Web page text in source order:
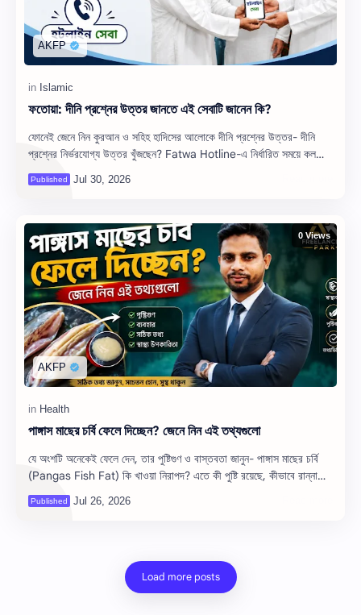
ফতোয়া: দীনি প্রশ্নের উত্তর জানতে এই সেবাটি জানেন কি?
ফোনেই জেনে নিন কুরআন ও সহিহ হাদিসের আলোকে দীনি প্রশ্নের উত্তর- দীনি
প্রশ্নের নির্ভরযোগ্য উত্তর খুঁজছেন? Fatwa Hotline-এ নির্ধারিত সময়ে কল
করে নামাজ,…
0 Views
পাঙ্গাস মাছের চর্বি ফেলে দিচ্ছেন? জেনে নিন এই তথ্যগুলো
যে অংশটি অনেকেই ফেলে দেন, তার পুষ্টিগুণ ও বাস্তবতা জানুন- পাঙ্গাস মাছের চর্বি
(Pangas Fish Fat) কি খাওয়া নিরাপদ? এতে কী পুষ্টি রয়েছে, কীভাবে রান্না…